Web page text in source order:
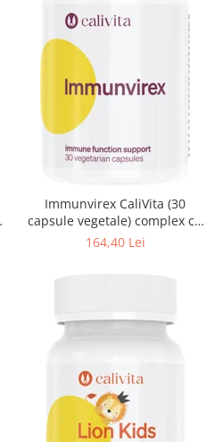
Immunvirex CaliVita (30
capsule vegetale) complex cu
acţiune antivirală
164,40 Lei